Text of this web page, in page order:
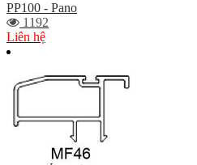
PP100 - Pano
1192
Liên hệ